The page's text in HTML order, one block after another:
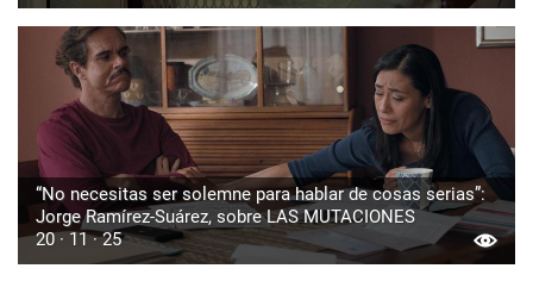
“No necesitas ser solemne para hablar de cosas serias”:
Jorge Ramírez-Suárez, sobre LAS MUTACIONES
20 · 11 · 25